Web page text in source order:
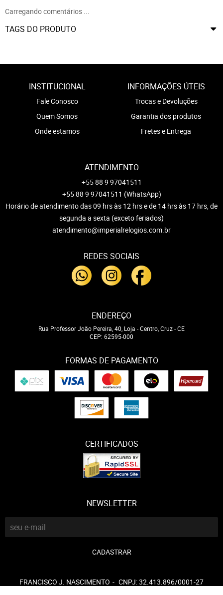
Carregando comentários ...
TAGS DO PRODUTO
INSTITUCIONAL
Fale Conosco
Quem Somos
Onde estamos
INFORMAÇÕES ÚTEIS
Trocas e Devoluções
Garantia dos produtos
Fretes e Entrega
ATENDIMENTO
+55 88 9 97041511
+55 88 9 97041511 (WhatsApp)
Horário de atendimento das 09 hrs às 12 hrs e de 14 hrs às 17 hrs, de
segunda a sexta (exceto feriados)
atendimento@imperialrelogios.com.br
REDES SOCIAIS
ENDEREÇO
Rua Professor João Pereira, 40, Loja -Centro, Cruz-CE
CEP: 62595-000
FORMAS DE PAGAMENTO
CERTIFICADOS
NEWSLETTER
CADASTRAR
FRANCISCO J. NASCIMENTO CNPJ: 32.413.896/0001-27